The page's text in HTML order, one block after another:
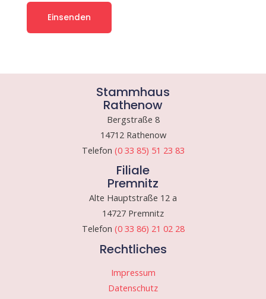
Stammhaus
Rathenow
Bergstraße 8
14712 Rathenow
Telefon (0 33 85) 51 23 83
Filiale
Premnitz
Alte Hauptstraße 12 a
14727 Premnitz
Telefon (0 33 86) 21 02 28
Rechtliches
Impressum
Datenschutz